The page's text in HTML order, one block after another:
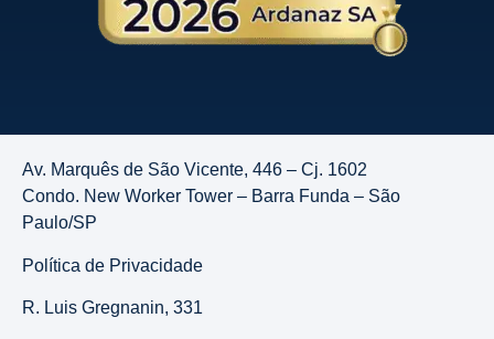
Av. Marquês de São Vicente, 446 – Cj. 1602
Condo. New Worker Tower – Barra Funda – São
Paulo/SP
Política de Privacidade
R. Luis Gregnanin, 331